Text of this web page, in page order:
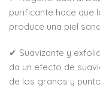
purificante hace que
produce una piel
✔ Suavizante y
da un efecto de
de los granos y